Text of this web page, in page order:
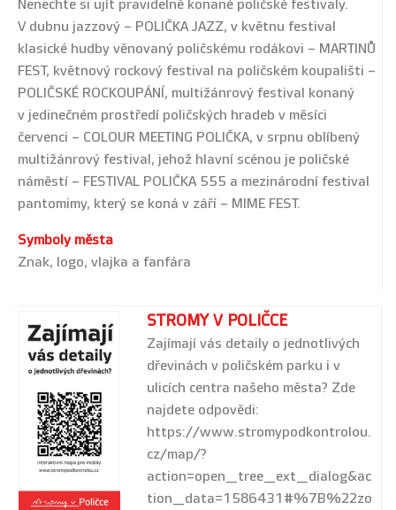
Nenechte si ujít pravidelně konané poličské festivaly.
V dubnu jazzový – POLIČKA JAZZ, v květnu festival
klasické hudby věnovaný poličskému rodákovi – MARTINŮ
FEST, květnový rockový festival na poličském koupališti –
POLIČSKÉ ROCKOUPÁNÍ, multižánrový festival konaný
v jedinečném prostředí poličských hradeb v měsíci
červenci – COLOUR MEETING POLIČKA, v srpnu oblíbený
multižánrový festival, jehož hlavní scénou je poličské
náměstí – FESTIVAL POLIČKA 555 a mezinárodní festival
pantomimy, který se koná v září – MIME FEST.
Symboly města
Znak, logo, vlajka a fanfára
STROMY V POLIČCE
Zajímají vás detaily o jednotlivých
dřevinách v poličském parku i v
ulicích centra našeho města? Zde
najdete odpovědi:
https://www.stromypodkontrolou.
cz/map/?
action=open_tree_ext_dialog&ac
tion_data=1586431#%7B%22zo